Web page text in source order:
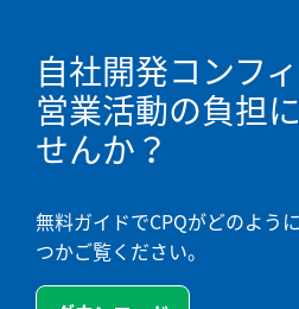
自社開発コンフ
営業活動の負担
せんか？
無料ガイドでCPQがどのよう
つかご覧ください。